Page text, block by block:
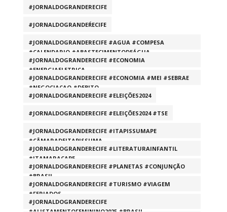
#JORNALDOGRANDERECIFE
#JORNALDOGRANDEŔECIFE
#JORNALDOGRANDERECIFE #AGUA #COMPESA
#CALENDARIO #ABASTECIMENTODEÁGUA
#JORNALDOGRANDERECIFE #ECONOMIA
#ENERGIAELETRICA
#JORNALDOGRANDERECIFE #ECONOMIA #MEI #SEBRAE
#NEGOCIACAO #DEBITO
#JORNALDOGRANDERECIFE #ELEIÇÕES2024
#JORNALDOGRANDERECIFE #ELEIÇÕES2024 #TSE
#JORNALDOGRANDERECIFE #ITAPISSUMAPE
#CÂMARADEITAPISSUMA
#JORNALDOGRANDERECIFE #LITERATURAINFANTIL
#ITAMARACAPE
#JORNALDOGRANDERECIFE #PLANETAS #CONJUNÇÃO
#BRASIL
#JORNALDOGRANDERECIFE #TURISMO #VIAGEM
#FERIADOS
#JORNALDOGRANDERECIFE